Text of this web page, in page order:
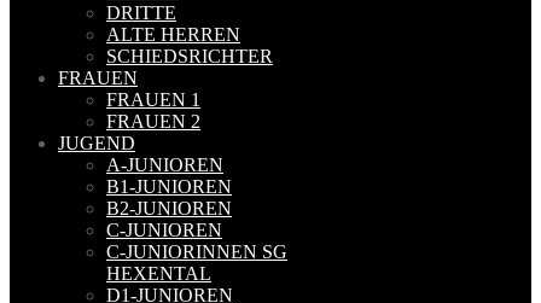
DRITTE
ALTE HERREN
SCHIEDSRICHTER
FRAUEN
FRAUEN 1
FRAUEN 2
JUGEND
A-JUNIOREN
B1-JUNIOREN
B2-JUNIOREN
C-JUNIOREN
C-JUNIORINNEN SG
HEXENTAL
D1-JUNIOREN